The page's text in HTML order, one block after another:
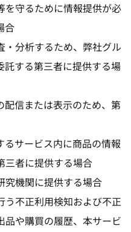
を守るために情報提供が必
合
分析するため、弊社グル
託する第三者に提供する場
信または表示のため、第
サービス内に商品の情報
三者に提供する場合
究機関に提供する場合
う不正利用検知および不正
や購買の履歴、本サービ